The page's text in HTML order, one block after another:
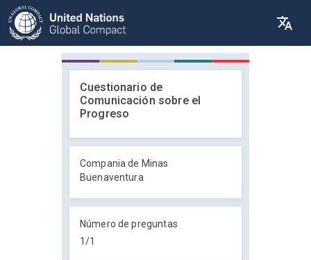
Cuestionario de
Comunicación sobre el
Progreso
Compania de Minas
Buenaventura
Número de preguntas
1/1